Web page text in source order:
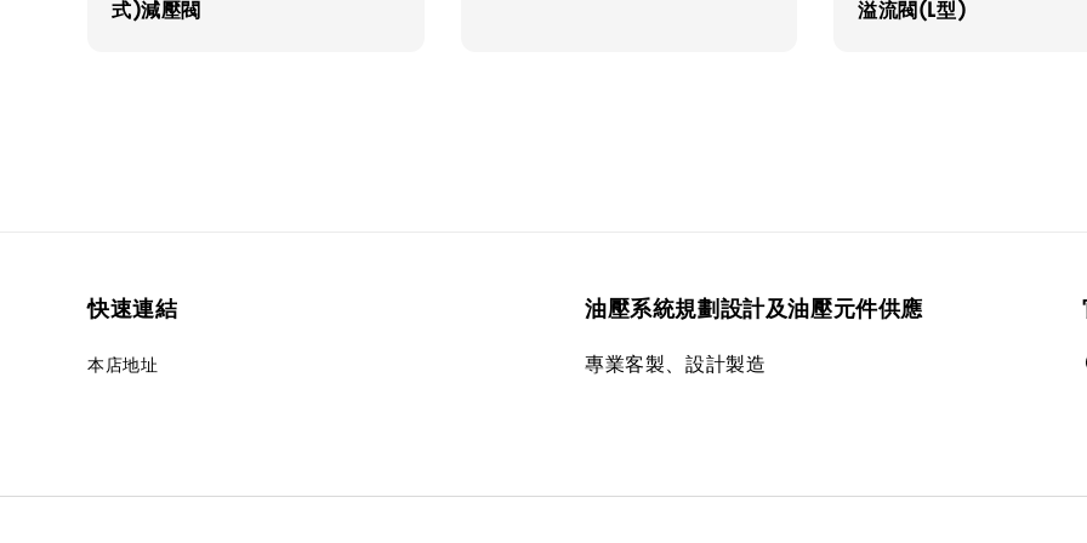
式)減壓閥
溢流閥(L型)
快速連結
本店地址
油壓系統規劃設計及油壓元件供應
專業客製、設計製造